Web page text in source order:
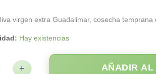
virgen extra Guadalimar, cosecha temprana
Hay existencias
+ AÑADIR AL